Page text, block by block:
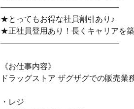
―――――――――――――――
★とってもお得な社員割引あり♪
★正社員登用あり！長くキャリアを
―――――――――――――――
《お仕事内容》
ドラッグストア ザグザグでの販売業
・レジ